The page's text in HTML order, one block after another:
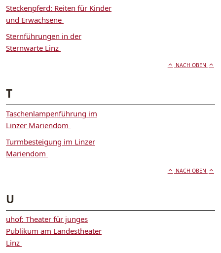
Steckenpferd: Reiten für Kinder
und Erwachsene
Sternführungen in der
Sternwarte Linz
NACH OBEN
T
Taschenlampenführung im
Linzer Mariendom
Turmbesteigung im Linzer
Mariendom
NACH OBEN
U
uhof: Theater für junges
Publikum am Landestheater
Linz